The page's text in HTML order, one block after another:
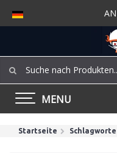
MENU
Startseite Schlagworte